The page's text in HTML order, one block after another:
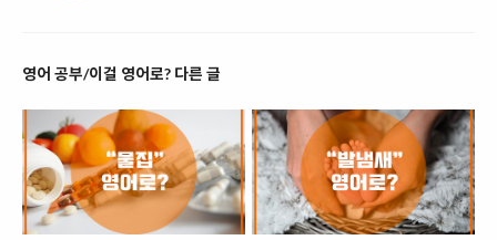
영어 공부/이걸 영어로? 다른 글